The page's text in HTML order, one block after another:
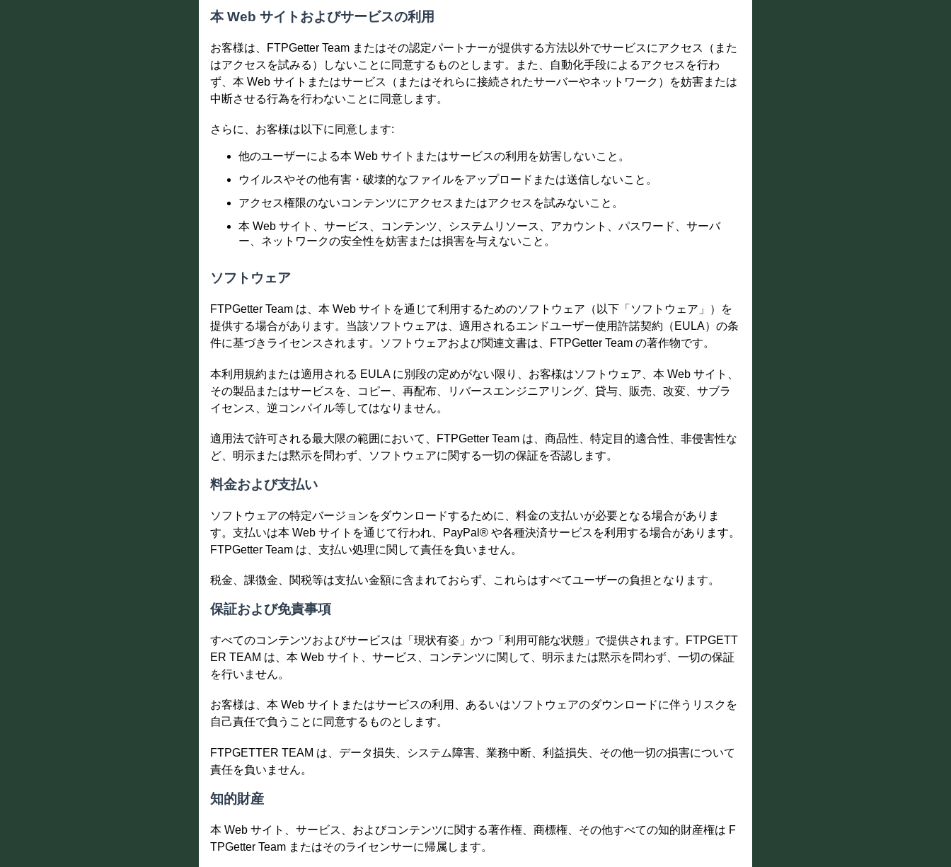
本 Web サイトおよびサービスの利用
お客様は、FTPGetter Team またはその認定パートナーが提供する方法以外でサービスにアクセス（また
はアクセスを試みる）しないことに同意するものとします。また、自動化手段によるアクセスを行わ
ず、本 Web サイトまたはサービス（またはそれらに接続されたサーバーやネットワーク）を妨害または
中断させる行為を行わないことに同意します。
さらに、お客様は以下に同意します:
他のユーザーによる本 Web サイトまたはサービスの利用を妨害しないこと。
ウイルスやその他有害・破壊的なファイルをアップロードまたは送信しないこと。
アクセス権限のないコンテンツにアクセスまたはアクセスを試みないこと。
本 Web サイト、サービス、コンテンツ、システムリソース、アカウント、パスワード、サーバ
ー、ネットワークの安全性を妨害または損害を与えないこと。
ソフトウェア
FTPGetter Team は、本 Web サイトを通じて利用するためのソフトウェア（以下「ソフトウェア」）を
提供する場合があります。当該ソフトウェアは、適用されるエンドユーザー使用許諾契約（EULA）の条
件に基づきライセンスされます。ソフトウェアおよび関連文書は、FTPGetter Team の著作物です。
本利用規約または適用される EULA に別段の定めがない限り、お客様はソフトウェア、本 Web サイト、
その製品またはサービスを、コピー、再配布、リバースエンジニアリング、貸与、販売、改変、サブラ
イセンス、逆コンパイル等してはなりません。
適用法で許可される最大限の範囲において、FTPGetter Team は、商品性、特定目的適合性、非侵害性な
ど、明示または黙示を問わず、ソフトウェアに関する一切の保証を否認します。
料金および支払い
ソフトウェアの特定バージョンをダウンロードするために、料金の支払いが必要となる場合がありま
す。支払いは本 Web サイトを通じて行われ、PayPal® や各種決済サービスを利用する場合があります。
FTPGetter Team は、支払い処理に関して責任を負いません。
税金、課徴金、関税等は支払い金額に含まれておらず、これらはすべてユーザーの負担となります。
保証および免責事項
すべてのコンテンツおよびサービスは「現状有姿」かつ「利用可能な状態」で提供されます。FTPGETT
ER TEAM は、本 Web サイト、サービス、コンテンツに関して、明示または黙示を問わず、一切の保証
を行いません。
お客様は、本 Web サイトまたはサービスの利用、あるいはソフトウェアのダウンロードに伴うリスクを
自己責任で負うことに同意するものとします。
FTPGETTER TEAM は、データ損失、システム障害、業務中断、利益損失、その他一切の損害について
責任を負いません。
知的財産
本 Web サイト、サービス、およびコンテンツに関する著作権、商標権、その他すべての知的財産権は F
TPGetter Team またはそのライセンサーに帰属します。